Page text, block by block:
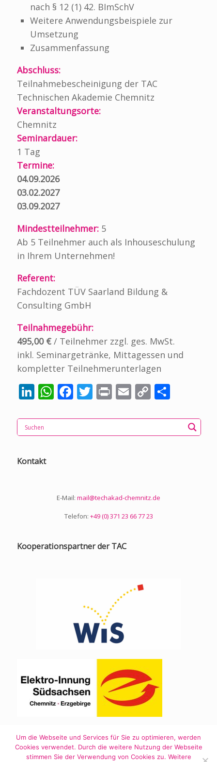
nach § 12 (1) 42. BImSchV
Weitere Anwendungsbeispiele zur
Umsetzung
Zusammenfassung
Abschluss:
Teilnahmebescheinigung der TAC
Technischen Akademie Chemnitz
Veranstaltungsorte:
Chemnitz
Seminardauer:
1 Tag
Termine:
04.09.2026
03.02.2027
03.09.2027
Mindestteilnehmer: 5
Ab 5 Teilnehmer auch als Inhouseschulung
in Ihrem Unternehmen!
Referent:
Fachdozent TÜV Saarland Bildung &
Consulting GmbH
Teilnahmegebühr:
495,00 € / Teilnehmer zzgl. ges. MwSt.
inkl. Seminargetränke, Mittagessen und
kompletter Teilnehmerunterlagen
Li
k
e
dI
n
W
at
s
F
e
b
T
itt
er
Pr
t
E
ai
l
C
p
y
le
n
Kontakt
E-Mail: mail@techakad-chemnitz.de
Telefon: +49 (0) 371 23 66 77 23
Kooperationspartner der TAC
Um die Webseite und Services für Sie zu optimieren, werden
Cookies verwendet. Durch die weitere Nutzung der Webseite
stimmen Sie der Verwendung von Cookies zu. Weitere